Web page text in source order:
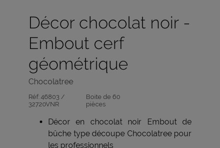
Décor chocolat noir -
Embout cerf
géométrique
Chocolatree
Réf: 46803 /
32720VNR
Boite de 60
pièces
Décor en chocolat noir Embout de
bûche type découpe Chocolatree pour
les professionnels